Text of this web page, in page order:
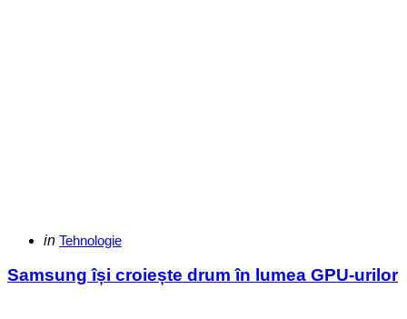
Categories
Posted
in Tehnologie
Samsung își croiește drum în lumea GPU-urilor